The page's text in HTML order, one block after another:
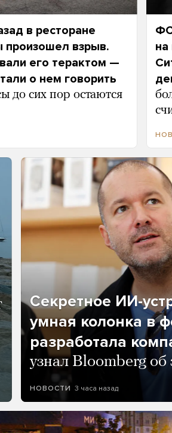
в ресторане
произошел взрыв.
его терактом —
о нем говорить
до сих пор остаются
Секретное ИИ-
умная колонка в
разработала
узнал Bloomberg об
НОВОСТИ 3 часа назад